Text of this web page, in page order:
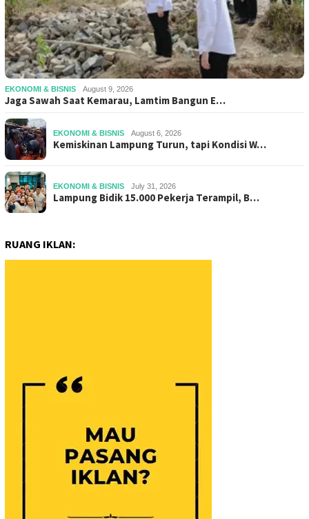
EKONOMI & BISNIS August 9, 2026
Jaga Sawah Saat Kemarau, Lamtim Bangun E…
EKONOMI & BISNIS August 6, 2026
Kemiskinan Lampung Turun, tapi Kondisi W…
EKONOMI & BISNIS July 31, 2026
Lampung Bidik 15.000 Pekerja Terampil, B…
RUANG IKLAN: